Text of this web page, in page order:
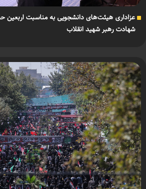
عزاداری هیئت‌های دانشجویی به مناسبت اربعین
شهادت رهبر شهید انقلاب